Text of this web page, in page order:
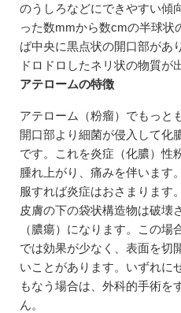
のうしろなどにできやすい傾
った数mmから数cmの半球状
ば中央に黒点状の開口部があ
ドロドロしたネリ状の物質が
アテロームの特徴
アテローム（粉瘤）でもっと
開口部より細菌が侵入して化
です。これを炎症（化膿）性
腫れ上がり、痛みを伴います
服すれば炎症はおさまります
皮膚の下の袋状構造物は破壊
（膿瘍）になります。この
では効果が少なく、表面を切
いことがあります。いずれに
もなう場合は、外科的手術を
ん。